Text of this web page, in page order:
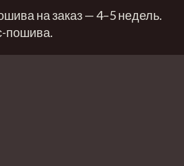
на заказ — 4–5 недель.
пошива.